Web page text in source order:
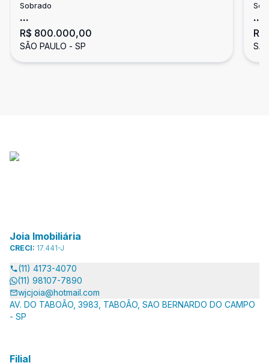
Sobrado
...
R$ 800.000,00
SÃO PAULO - SP
...
Joia Imobiliária
CRECI: 17.441-J
(11) 4173-4070
(11) 98107-7890
wjcjoia@hotmail.com
AV. DO TABOÃO, 3983, TABOÃO, SAO BERNARDO DO CAMPO
- SP
Filial